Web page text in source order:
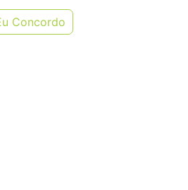
Concordo
- Centro, Indaial - SC, 89080-018